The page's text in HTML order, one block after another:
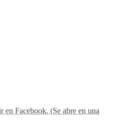
en Facebook. (Se abre en una